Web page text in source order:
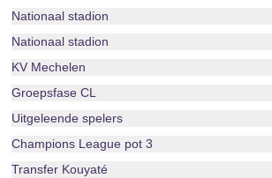
Nationaal stadion
Nationaal stadion
KV Mechelen
Groepsfase CL
Uitgeleende spelers
Champions League pot 3
Transfer Kouyaté